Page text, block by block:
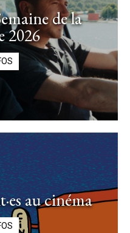
de la
2026
au cinéma